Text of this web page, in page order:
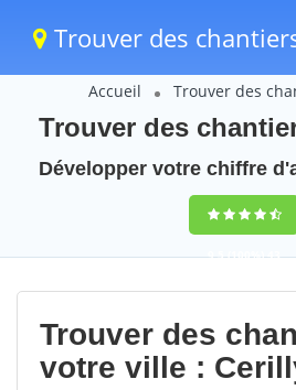
Trouver des
Accueil Trouver des
Trouver des
Développer votre chiffre
9,5(100%)43
votes
Trouver des
votre ville :